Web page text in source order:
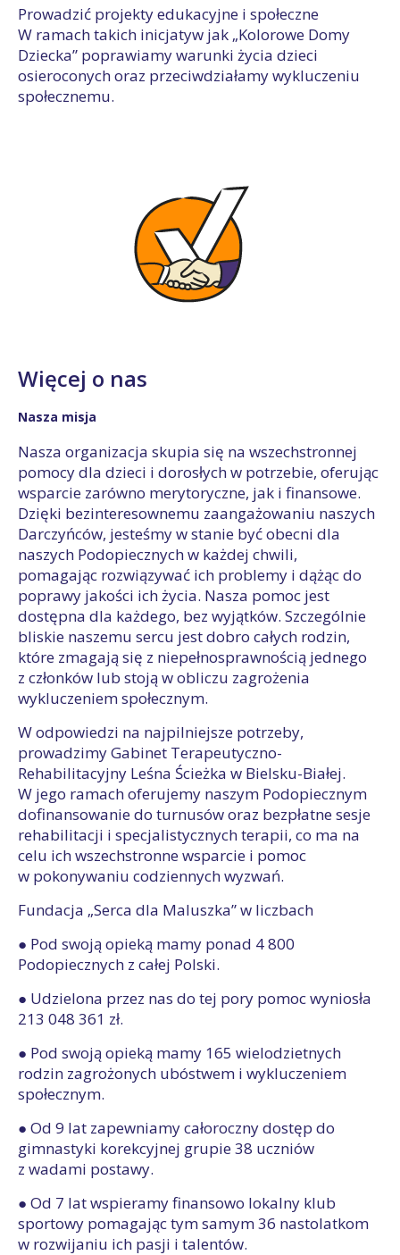
Prowadzić projekty edukacyjne i społeczne
W ramach takich inicjatyw jak „Kolorowe Domy
Dziecka” poprawiamy warunki życia dzieci
osieroconych oraz przeciwdziałamy wykluczeniu
społecznemu.
Więcej o nas
Nasza misja
Nasza organizacja skupia się na wszechstronnej
pomocy dla dzieci i dorosłych w potrzebie, oferując
wsparcie zarówno merytoryczne, jak i finansowe.
Dzięki bezinteresownemu zaangażowaniu naszych
Darczyńców, jesteśmy w stanie być obecni dla
naszych Podopiecznych w każdej chwili,
pomagając rozwiązywać ich problemy i dążąc do
poprawy jakości ich życia. Nasza pomoc jest
dostępna dla każdego, bez wyjątków. Szczególnie
bliskie naszemu sercu jest dobro całych rodzin,
które zmagają się z niepełnosprawnością jednego
z członków lub stoją w obliczu zagrożenia
wykluczeniem społecznym.
W odpowiedzi na najpilniejsze potrzeby,
prowadzimy Gabinet Terapeutyczno-
Rehabilitacyjny Leśna Ścieżka w Bielsku-Białej.
W jego ramach oferujemy naszym Podopiecznym
dofinansowanie do turnusów oraz bezpłatne sesje
rehabilitacji i specjalistycznych terapii, co ma na
celu ich wszechstronne wsparcie i pomoc
w pokonywaniu codziennych wyzwań.
Fundacja „Serca dla Maluszka” w liczbach
● Pod swoją opieką mamy ponad 4 800
Podopiecznych z całej Polski.
● Udzielona przez nas do tej pory pomoc wyniosła
213 048 361 zł.
● Pod swoją opieką mamy 165 wielodzietnych
rodzin zagrożonych ubóstwem i wykluczeniem
społecznym.
● Od 9 lat zapewniamy całoroczny dostęp do
gimnastyki korekcyjnej grupie 38 uczniów
z wadami postawy.
● Od 7 lat wspieramy finansowo lokalny klub
sportowy pomagając tym samym 36 nastolatkom
w rozwijaniu ich pasji i talentów.